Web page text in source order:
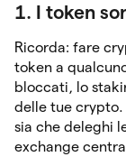
1. I token
Ricorda: fare
token a
bloccati, lo
delle tue crypto.
sia che deleghi
exchange